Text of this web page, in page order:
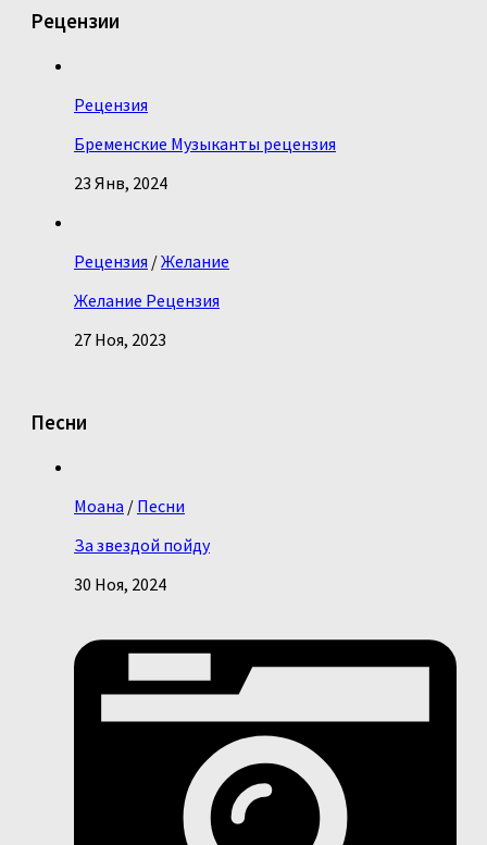
Рецензии
Рецензия
Бременские Музыканты рецензия
23 Янв, 2024
Рецензия /Желание
Желание Рецензия
27 Ноя, 2023
Песни
Моана / Песни
За звездой пойду
30 Ноя, 2024